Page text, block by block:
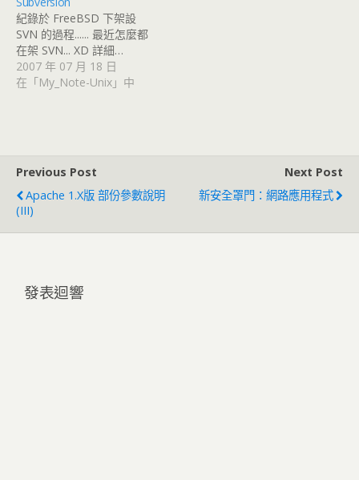
紀錄於 FreeBSD 下架設
SVN 的過程...... 最近怎麼都
在架 SVN... XD 詳細…
2007 年 07 月 18 日
在「My_Note-Unix」中
Previous Post
Apache 1.x版 部份參數說明
(III)
Next Post
新安全罩門：網路應用程式
發表迴響